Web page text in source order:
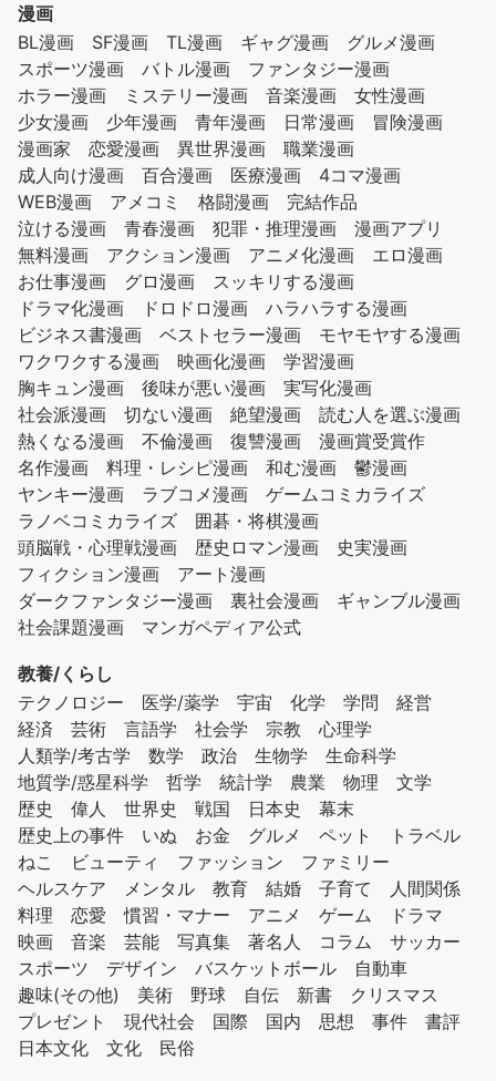
漫画
BL漫画
SF漫画 TL漫画 ギャグ漫画
グルメ漫画
スポーツ漫画
バトル漫画
ファンタジー漫画
ホラー漫画
ミステリー漫画 音楽漫画
女性漫画
少女漫画
少年漫画 青年漫画 日常漫画
冒険漫画
漫画家
恋愛漫画 異世界漫画
職業漫画
成人向け漫画
百合漫画 医療漫画
4コマ漫画
WEB漫画
アメコミ 格闘漫画
完結作品
泣ける漫画
青春漫画 犯罪・推理漫画
漫画アプリ
無料漫画
アクション漫画 アニメ化漫画
エロ漫画
お仕事漫画
グロ漫画
スッキリする漫画
ドラマ化漫画
ドロドロ漫画
ハラハラする漫画
ビジネス書漫画
ベストセラー漫画
モヤモヤする漫画
ワクワクする漫画
映画化漫画
学習漫画
胸キュン漫画
後味が悪い漫画
実写化漫画
社会派漫画
切ない漫画 絶望漫画
読む人を選ぶ漫画
熱くなる漫画
不倫漫画 復讐漫画
漫画賞受賞作
名作漫画
料理・レシピ漫画 和む漫画
鬱漫画
ヤンキー漫画
ラブコメ漫画
ゲームコミカライズ
ラノベコミカライズ
囲碁・将棋漫画
頭脳戦・心理戦漫画
歴史ロマン漫画
史実漫画
フィクション漫画
アート漫画
ダークファンタジー漫画
裏社会漫画
ギャンブル漫画
社会課題漫画
マンガペディア公式
教養/くらし
テクノロジー
医学/薬学 宇宙 化学 学問
経営
経済
芸術 言語学 社会学 宗教
心理学
人類学/考古学
数学 政治 生物学
生命科学
地質学/惑星科学
哲学 統計学 農業 物理
文学
歴史
偉人 世界史 戦国 日本史
幕末
歴史上の事件
いぬ お金 グルメ ペット
トラベル
ねこ
ビューティ ファッション
ファミリー
ヘルスケア
メンタル 教育 結婚 子育て
人間関係
料理
恋愛 慣習・マナー アニメ ゲーム
ドラマ
映画
音楽 芸能 写真集 著名人 コラム
サッカー
スポーツ
デザイン バスケットボール
自動車
趣味(その他)
美術 野球 自伝 新書
クリスマス
プレゼント
現代社会 国際 国内 思想 事件
書評
日本文化
文化 民俗